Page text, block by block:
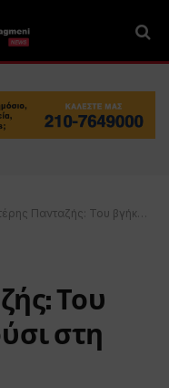
Πανταζής: Του βγήκε ξινό το σούσι στη Γλυφάδα
Του
στη